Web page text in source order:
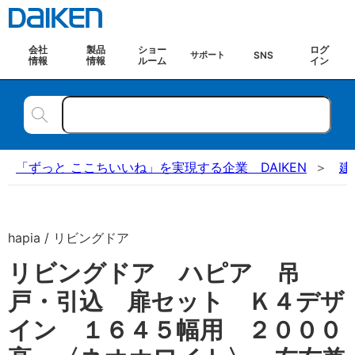
会社
情報
製品
情報
ショー
ルーム
サポート SNS
ログ
イン
「ずっと ここちいいね」を実現する企業 DAIKEN 建
hapia / リビングドア
リビングドア ハピア 吊
戸・引込 扉セット Ｋ４デザ
イン １６４５幅用 ２０００